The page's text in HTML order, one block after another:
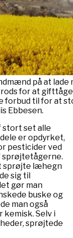
på at
for at
forbud til for at
Ebbesen.
stort set alle
er opdyrket,
pesticider ved
sprøjtetågerne.
sprøjte læhegn
sig til
gør man
buske og
man også
Selv i
sprøjtede